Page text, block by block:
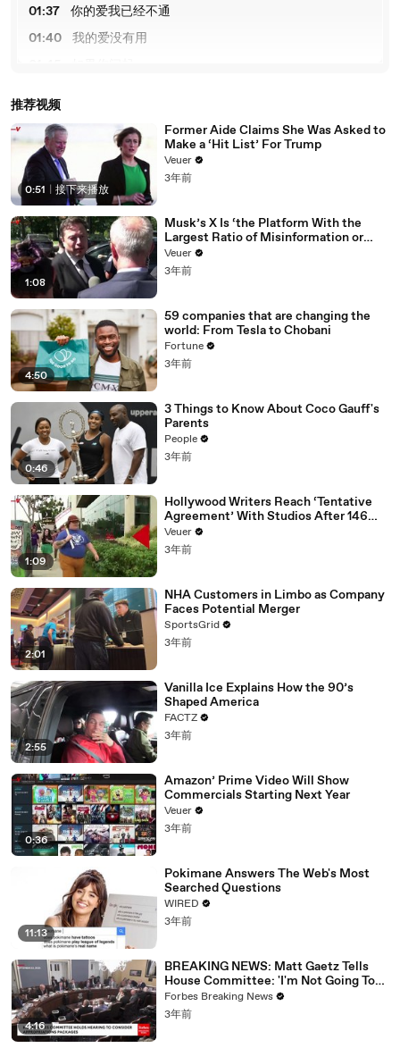
01:37
你的爱我已经不通
01:40
我的爱没有用
02:08
你真正的改变是假设还是永远
02:15
我不懂我们还是不是同性音乐
02:20
如果心变了怎么会不明显
02:26
你的爱你
02:27
你的爱早已经不通
02:28
你的爱早已经不通
02:30
我的心却为一个动
02:33
我想是失去心跳得不到
02:37
我懂也不能懂
02:40
你的爱我已经不通
02:43
我的爱没有用
02:47
如果你问起
02:50
如果你问起
02:51
我假装不通
02:55
你试试的寂寞
03:01
让我比一无所有更难过
03:08
Oh baby
03:10
我不奢求给我一个结果
03:17
如果想是失去心跳得不到
03:22
你的爱早已经不通
03:29
我的心却为一个动
03:32
我想是失去心跳得不到
03:36
我懂也不能懂
03:39
你的爱我已经不通
03:42
我的爱没有用
03:45
如果你问起
03:51
我假装不通
我爱你
04:00
我爱你
04:02
我爱你
04:04
我爱你
04:06
我爱你
04:08
我爱你
04:12
我爱你
推荐视频
0:51 接下来播放
Former Aide Claims She Was Asked to
Make a ‘Hit List’ For Trump
Veuer
3年前
1:08
Musk’s X Is ‘the Platform With the
Largest Ratio of Misinformation or
Disinformation’ Amongst All Social
Media Platforms
Veuer
3年前
4:50
59 companies that are changing the
world: From Tesla to Chobani
Fortune
3年前
0:46
3 Things to Know About Coco Gauff's
Parents
People
3年前
1:09
Hollywood Writers Reach ‘Tentative
Agreement’ With Studios After 146
Day Strike
Veuer
3年前
2:01
NHA Customers in Limbo as Company
Faces Potential Merger
SportsGrid
3年前
2:55
Vanilla Ice Explains How the 90’s
Shaped America
FACTZ
3年前
0:36
Amazon’ Prime Video Will Show
Commercials Starting Next Year
Veuer
3年前
11:13
Pokimane Answers The Web's Most
Searched Questions
WIRED
3年前
4:16
BREAKING NEWS: Matt Gaetz Tells
House Committee: 'I'm Not Going To
Vote For A Continuing Resolution'
Forbes Breaking News
3年前